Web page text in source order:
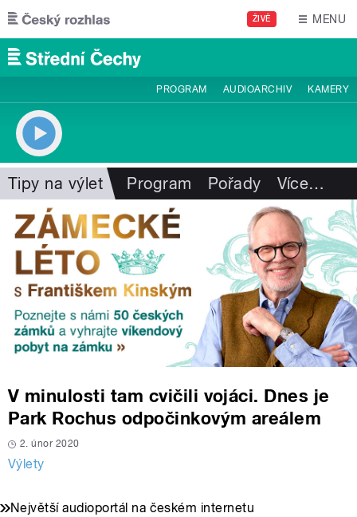
Přejít k hlavnímu obsahu
ŽIVĚ MENU
PROGRAM AUDIOARCHIV KAMERY
Tipy na výlet Program Pořady Více…
V minulosti tam cvičili vojáci. Dnes je
Park Rochus odpočinkovým areálem
2. únor 2020
Výlety
Největší audioportál na českém internetu